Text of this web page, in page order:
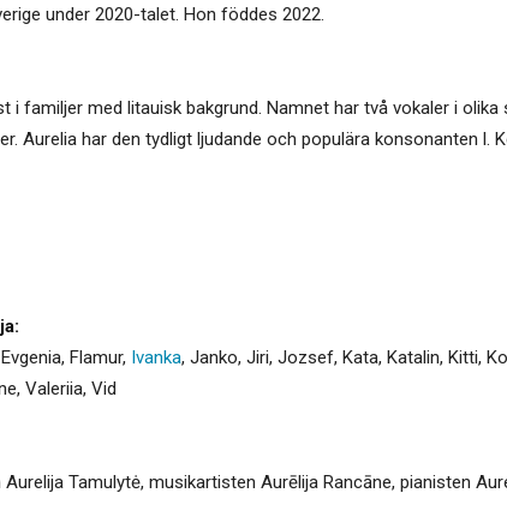
under 2020-talet. Hon föddes 2022.
i familjer med litauisk bakgrund. Namnet har två vokaler i
Aurelia har den tydligt ljudande och populära konsonanten l.
Evgenia, Flamur, Ivanka, Janko, Jiri, Jozsef, Kata, Katalin, Kitti,
, Valeriia, Vid
Tamulytė, musikartisten Aurēlija Rancāne, pianisten